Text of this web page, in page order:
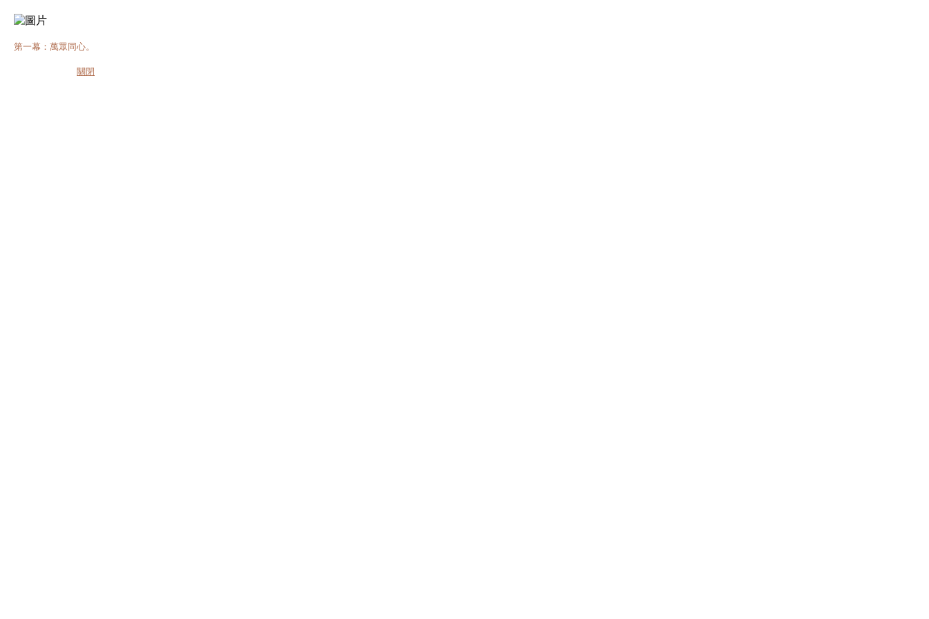
第一幕：萬眾同心。
關閉